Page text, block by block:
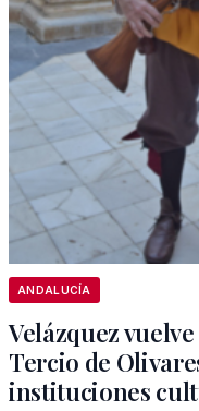
ANDALUCÍA
Velázquez
Tercio de
instituciones